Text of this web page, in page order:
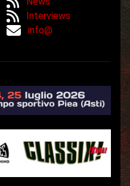
Interviews
info@